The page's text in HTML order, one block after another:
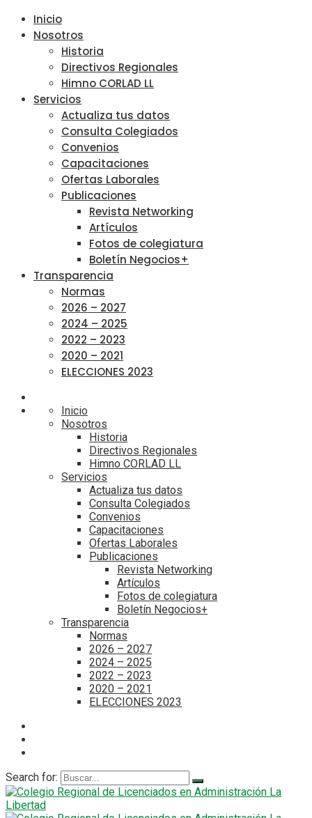
Inicio
Nosotros
Historia
Directivos Regionales
Himno CORLAD LL
Servicios
Actualiza tus datos
Consulta Colegiados
Convenios
Capacitaciones
Ofertas Laborales
Publicaciones
Revista Networking
Artículos
Fotos de colegiatura
Boletín Negocios+
Transparencia
Normas
2026 – 2027
2024 – 2025
2022 – 2023
2020 – 2021
ELECCIONES 2023
Inicio
Nosotros
Historia
Directivos Regionales
Himno CORLAD LL
Servicios
Actualiza tus datos
Consulta Colegiados
Convenios
Capacitaciones
Ofertas Laborales
Publicaciones
Revista Networking
Artículos
Fotos de colegiatura
Boletín Negocios+
Transparencia
Normas
2026 – 2027
2024 – 2025
2022 – 2023
2020 – 2021
ELECCIONES 2023
Search for: